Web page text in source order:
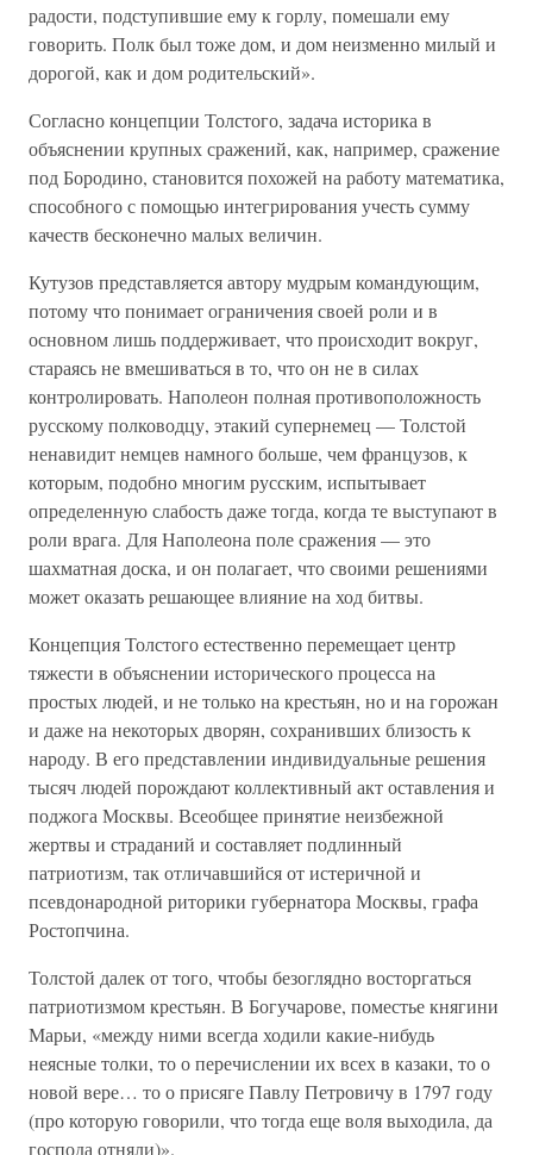
радости, подступившие ему к горлу, помешали ему
говорить. Полк был тоже дом, и дом неизменно милый и
дорогой, как и дом родительский».
Согласно концепции Толстого, задача историка в
объяснении крупных сражений, как, например, сражение
под Бородино, становится похожей на работу математика,
способного с помощью интегрирования учесть сумму
качеств бесконечно малых величин.
Кутузов представляется автору мудрым командующим,
потому что понимает ограничения своей роли и в
основном лишь поддерживает, что происходит вокруг,
стараясь не вмешиваться в то, что он не в силах
контролировать. Наполеон полная противоположность
русскому полководцу, этакий супернемец — Толстой
ненавидит немцев намного больше, чем французов, к
которым, подобно многим русским, испытывает
определенную слабость даже тогда, когда те выступают в
роли врага. Для Наполеона поле сражения — это
шахматная доска, и он полагает, что своими решениями
может оказать решающее влияние на ход битвы.
Концепция Толстого естественно перемещает центр
тяжести в объяснении исторического процесса на
простых людей, и не только на крестьян, но и на горожан
и даже на некоторых дворян, сохранивших близость к
народу. В его представлении индивидуальные решения
тысяч людей порождают коллективный акт оставления и
поджога Москвы. Всеобщее принятие неизбежной
жертвы и страданий и составляет подлинный
патриотизм, так отличавшийся от истеричной и
псевдонародной риторики губернатора Москвы, графа
Ростопчина.
Толстой далек от того, чтобы безоглядно восторгаться
патриотизмом крестьян. В Богучарове, поместье княгини
Марьи, «между ними всегда ходили какие-нибудь
неясные толки, то о перечислении их всех в казаки, то о
новой вере… то о присяге Павлу Петровичу в 1797 году
(про которую говорили, что тогда еще воля выходила, да
господа отняли)».